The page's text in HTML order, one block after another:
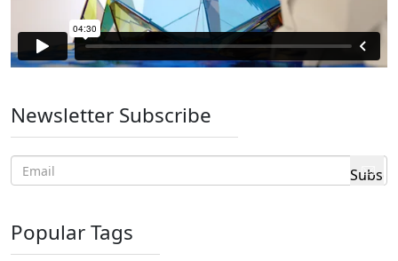
Newsletter Subscribe
Popular Tags